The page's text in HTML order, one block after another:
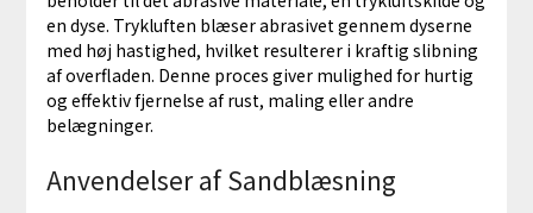
en dyse. Trykluften blæser abrasivet gennem dyserne
med høj hastighed, hvilket resulterer i kraftig slibning
af overfladen. Denne proces giver mulighed for hurtig
og effektiv fjernelse af rust, maling eller andre
belægninger.
Anvendelser af Sandblæsning